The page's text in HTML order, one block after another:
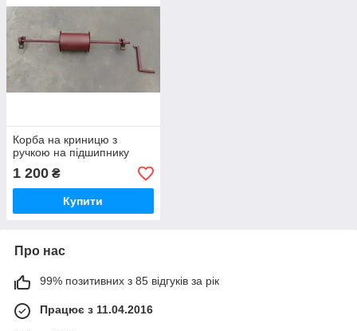
Корба на криницю з
ручкою на підшипнику
1 200 ₴
Купити
Про нас
99% позитивних з 85 відгуків за рік
Працює з 11.04.2016